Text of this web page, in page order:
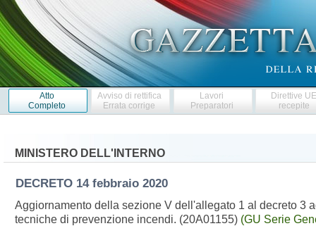
Atto
Completo
Avviso di rettifica
Errata corrige
Lavori
Preparatori
Direttive
recepite
MINISTERO DELL'INTERNO
DECRETO 14 febbraio 2020
Aggiornamento della sezione V dell'allegato 1 al decreto 3
tecniche di prevenzione incendi. (20A01155) (GU Serie